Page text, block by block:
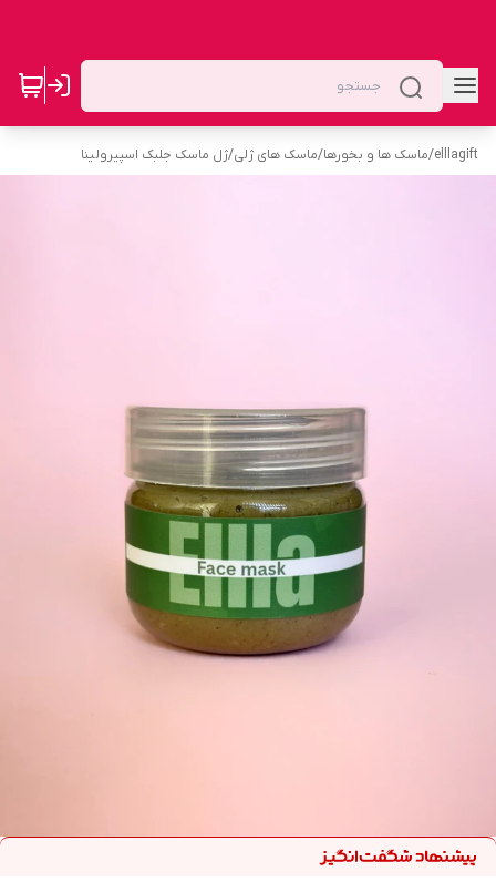
elllagift
/ماسک ها و بخورها/ماسک های ژلی/ژل ماسک جلبک اسپیرولینا